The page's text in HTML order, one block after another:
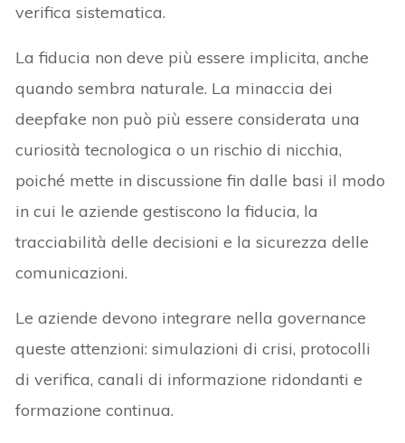
verifica sistematica.
La fiducia non deve più essere implicita, anche
quando sembra naturale. La minaccia dei
deepfake non può più essere considerata una
curiosità tecnologica o un rischio di nicchia,
poiché mette in discussione fin dalle basi il modo
in cui le aziende gestiscono la fiducia, la
tracciabilità delle decisioni e la sicurezza delle
comunicazioni.
Le aziende devono integrare nella governance
queste attenzioni: simulazioni di crisi, protocolli
di verifica, canali di informazione ridondanti e
formazione continua.